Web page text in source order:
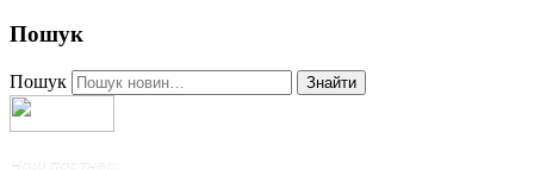
Пошук
Пошук Знайти